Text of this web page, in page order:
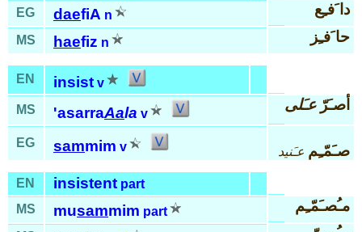
EG
daefiA n دا َفـِع
MS haefiz n حا َفـِز
EN insist v
MS
'asarraAala v
أصـَرّعـَلى
EG sammim v صـَمّـِم عـَنيد
EN insistent part
MS
musammim part مـُصـَمّـِم